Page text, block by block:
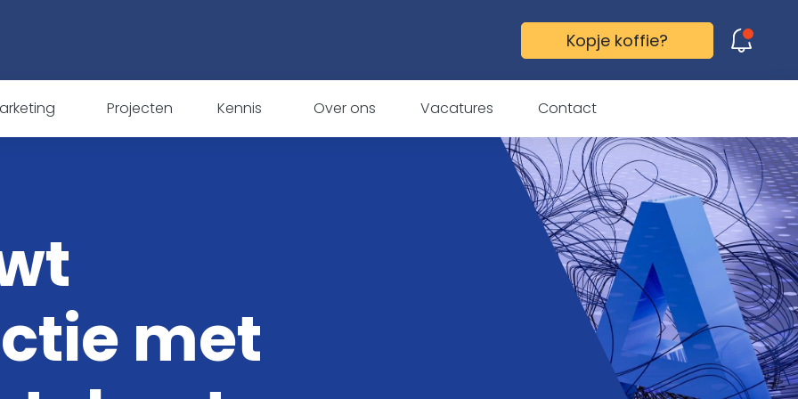
Kopje koffie?
Gefopt! Ook jij trapt erin!
doelgroep kunt laten
doen wat je wilt. Wacht
niet langer en neem
vandaag nog contact
met ons op!
Vertel mij meer
Projecten Kennis Over ons Vacatures Contact
met